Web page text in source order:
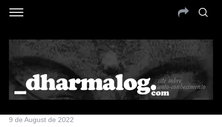
9 de August de 2022